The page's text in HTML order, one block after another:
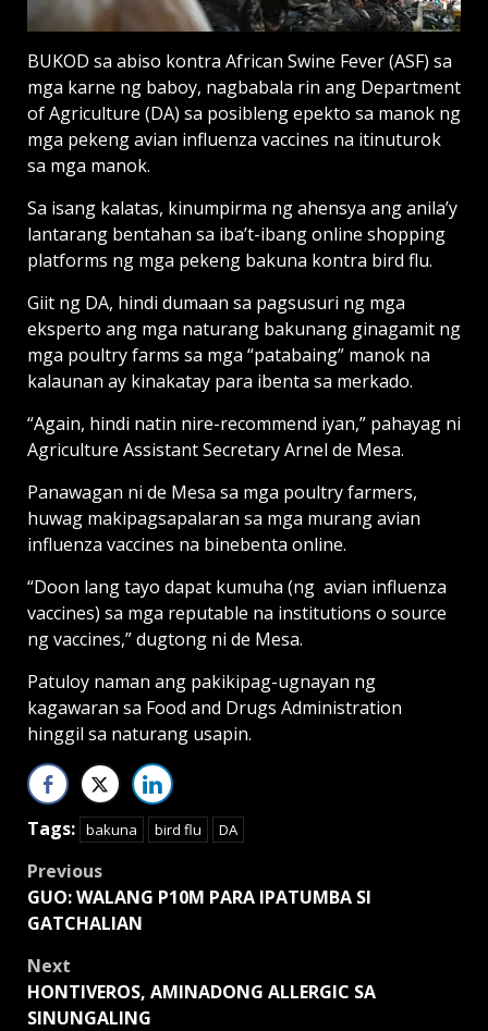
BUKOD sa abiso kontra African Swine Fever (ASF) sa
mga karne ng baboy, nagbabala rin ang Department
of Agriculture (DA) sa posibleng epekto sa manok ng
mga pekeng avian influenza vaccines na itinuturok
sa mga manok.
Sa isang kalatas, kinumpirma ng ahensya ang anila’y
lantarang bentahan sa iba’t-ibang online shopping
platforms ng mga pekeng bakuna kontra bird flu.
Giit ng DA, hindi dumaan sa pagsusuri ng mga
eksperto ang mga naturang bakunang ginagamit ng
mga poultry farms sa mga “patabaing” manok na
kalaunan ay kinakatay para ibenta sa merkado.
“Again, hindi natin nire-recommend iyan,” pahayag ni
Agriculture Assistant Secretary Arnel de Mesa.
Panawagan ni de Mesa sa mga poultry farmers,
huwag makipagsapalaran sa mga murang avian
influenza vaccines na binebenta online.
“Doon lang tayo dapat kumuha (ng avian influenza
vaccines) sa mga reputable na institutions o source
ng vaccines,” dugtong ni de Mesa.
Patuloy naman ang pakikipag-ugnayan ng
kagawaran sa Food and Drugs Administration
hinggil sa naturang usapin.
Tags: bakuna bird flu DA
Post
navigation
Previous
GUO: WALANG P10M PARA IPATUMBA SI
GATCHALIAN
Next
HONTIVEROS, AMINADONG ALLERGIC SA
SINUNGALING